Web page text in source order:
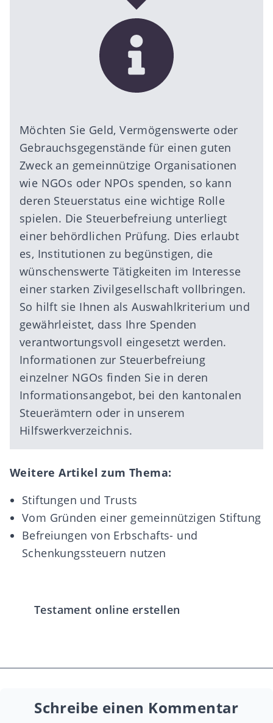
Möchten Sie Geld, Vermögenswerte oder
Gebrauchsgegenstände für einen guten
Zweck an gemeinnützige Organisationen
wie NGOs oder NPOs spenden, so kann
deren Steuerstatus eine wichtige Rolle
spielen. Die Steuerbefreiung unterliegt
einer behördlichen Prüfung. Dies erlaubt
es, Institutionen zu begünstigen, die
wünschenswerte Tätigkeiten im Interesse
einer starken Zivilgesellschaft vollbringen.
So hilft sie Ihnen als Auswahlkriterium und
gewährleistet, dass Ihre Spenden
verantwortungsvoll eingesetzt werden.
Informationen zur Steuerbefreiung
einzelner NGOs finden Sie in deren
Informationsangebot, bei den kantonalen
Steuerämtern oder in unserem
Hilfswerkverzeichnis.
Weitere Artikel zum Thema:
Stiftungen und Trusts
Vom Gründen einer gemeinnützigen Stiftung
Befreiungen von Erbschafts- und
Schenkungssteuern nutzen
Testament online erstellen
Schreibe einen Kommentar